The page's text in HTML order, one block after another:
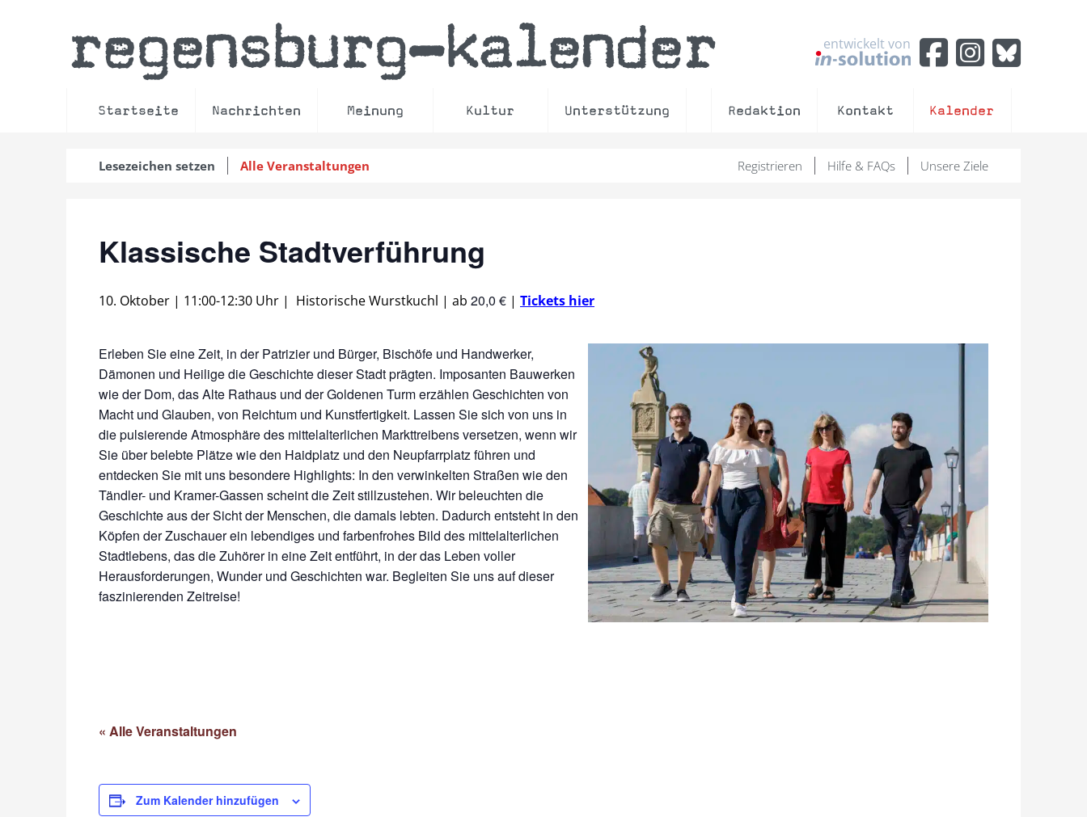
regensburg–kalender entwickelt von
Startseite Nachrichten Meinung Kultur Unterstützung Redaktion Kontakt Kalender
Lesezeichen setzen Alle Veranstaltungen Unsere Ziele
Hilfe & FAQs
Registrieren
Klassische Stadtverführung
10. Oktober | 11:00-12:30 Uhr | Historische Wurstkuchl | ab 20,0 € | Tickets hier
Erleben Sie eine Zeit, in der Patrizier und Bürger, Bischöfe und Handwerker,
Dämonen und Heilige die Geschichte dieser Stadt prägten. Imposanten Bauwerken
wie der Dom, das Alte Rathaus und der Goldenen Turm erzählen Geschichten von
Macht und Glauben, von Reichtum und Kunstfertigkeit. Lassen Sie sich von uns in
die pulsierende Atmosphäre des mittelalterlichen Markttreibens versetzen, wenn wir
Sie über belebte Plätze wie den Haidplatz und den Neupfarrplatz führen und
entdecken Sie mit uns besondere Highlights: In den verwinkelten Straßen wie den
Tändler- und Kramer-Gassen scheint die Zeit stillzustehen. Wir beleuchten die
Geschichte aus der Sicht der Menschen, die damals lebten. Dadurch entsteht in den
Köpfen der Zuschauer ein lebendiges und farbenfrohes Bild des mittelalterlichen
Stadtlebens, das die Zuhörer in eine Zeit entführt, in der das Leben voller
Herausforderungen, Wunder und Geschichten war. Begleiten Sie uns auf dieser
faszinierenden Zeitreise!
« Alle Veranstaltungen
Zum Kalender hinzufügen